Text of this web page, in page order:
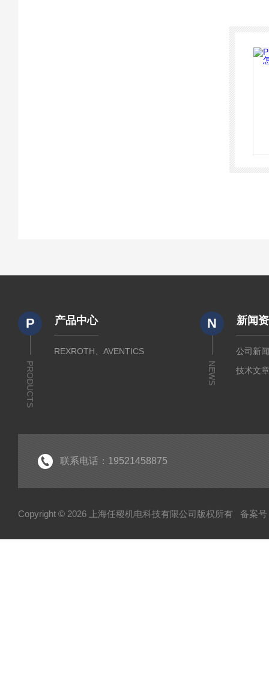
P
PRODUCTS
产品中心
REXROTH、AVENTICS
N
NEWS
新闻
公司新
技术文
联系电话：19521458875
Copyright © 2026 上海任稷机电科技有限公司版权所有 备案号